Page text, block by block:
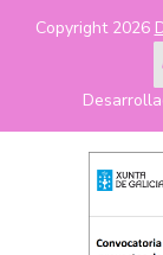
Copyright 2026